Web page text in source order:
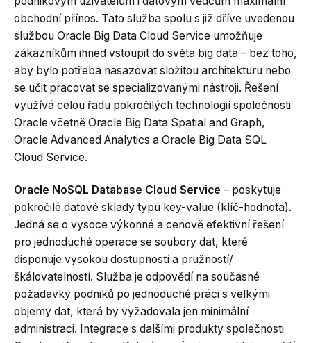
obchodní přínos. Tato služba spolu s již dříve uvedenou
službou Oracle Big Data Cloud Service umožňuje
zákazníkům ihned vstoupit do světa big data – bez toho,
aby bylo potřeba nasazovat složitou architekturu nebo
se učit pracovat se specializovanými nástroji. Řešení
využívá celou řadu pokročilých technologií společnosti
Oracle včetně Oracle Big Data Spatial and Graph,
Oracle Advanced Analytics a Oracle Big Data SQL
Cloud Service.
Oracle NoSQL Database Cloud Service – poskytuje
pokročilé datové sklady typu key-value (klíč-hodnota).
Jedná se o vysoce výkonné a cenově efektivní řešení
pro jednoduché operace se soubory dat, které
disponuje vysokou dostupností a pružností/
škálovatelností. Služba je odpovědí na současné
požadavky podniků po jednoduché práci s velkými
objemy dat, která by vyžadovala jen minimální
administraci. Integrace s dalšími produkty společnosti